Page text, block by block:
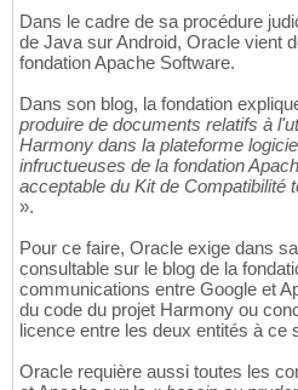
Dans le cadre de sa procédure
de Java sur Android, Oracle vient
fondation Apache Software.
Dans son blog, la fondation
produire de documents relatifs à
Harmony dans la plateforme
infructueuses de la fondation
acceptable du Kit de Compatibilité
».
Pour ce faire, Oracle exige dans
consultable sur le blog de la
communications entre Google et
du code du projet Harmony ou
licence entre les deux entités à ce
Oracle requière aussi toutes les